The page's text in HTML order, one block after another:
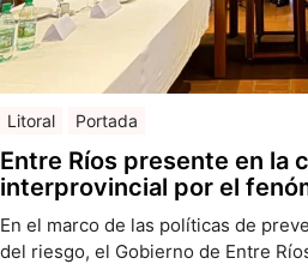
Litoral Portada
Entre Ríos presente en la
interprovincial por el
En el marco de las políticas de
del riesgo, el Gobierno de Entre